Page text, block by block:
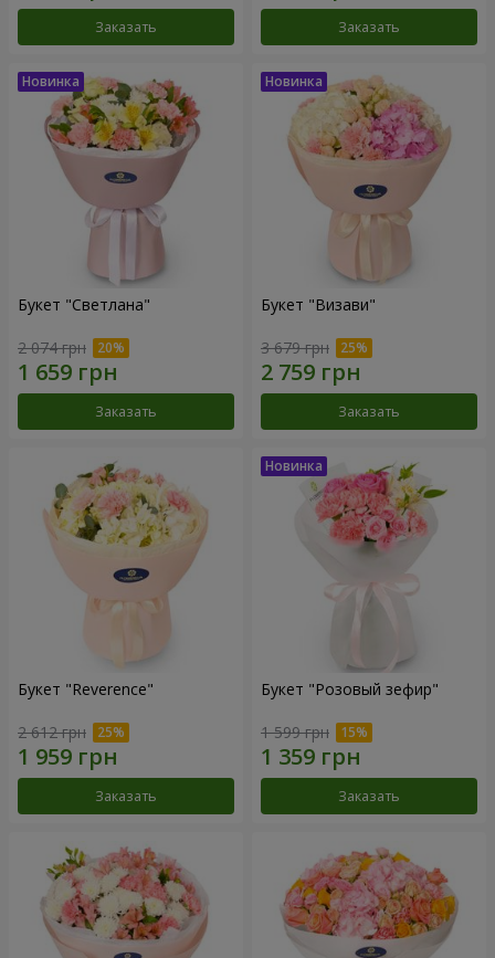
Заказать Заказать
Букет "Светлана"
2 074 грн
Заказать
Букет "Визави"
3 679 грн
Заказать
Букет "Reverence"
2 612 грн
Заказать
Букет "Розовый зефир"
1 599 грн
Заказать